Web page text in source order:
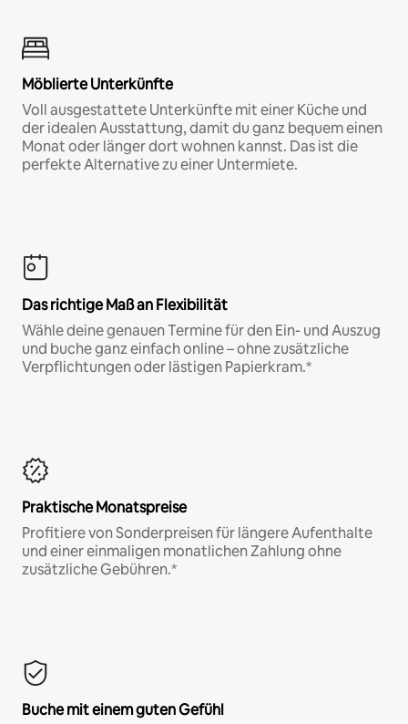
Möblierte Unterkünfte
Voll ausgestattete Unterkünfte mit einer Küche und
der idealen Ausstattung, damit du ganz bequem einen
Monat oder länger dort wohnen kannst. Das ist die
perfekte Alternative zu einer Untermiete.
Das richtige Maß an Flexibilität
Wähle deine genauen Termine für den Ein- und Auszug
und buche ganz einfach online – ohne zusätzliche
Verpflichtungen oder lästigen Papierkram.*
Praktische Monatspreise
Profitiere von Sonderpreisen für längere Aufenthalte
und einer einmaligen monatlichen Zahlung ohne
zusätzliche Gebühren.*
Buche mit einem guten Gefühl